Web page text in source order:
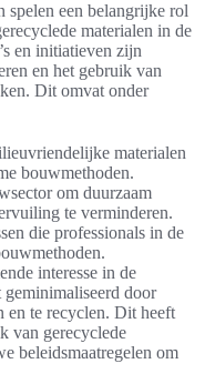
spelen een belangrijke rol
materialen in de
en initiatieven zijn
en het gebruik van
Dit omvat onder
materialen
bouwmethoden.
om duurzaam
te verminderen.
die professionals in de
interesse in de
door
en te recyclen. Dit heeft
van gerecyclede
beleidsmaatregelen om